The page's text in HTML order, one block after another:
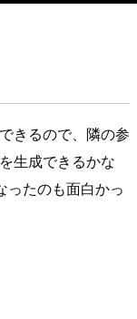
きるので、隣の参
生成できるかな
ったのも面白かっ